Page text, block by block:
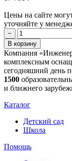
Цены на сайте
уточняйте у
−
В корзину
Компания
комплексным
сегодняшний день
1500
и ближнего
Каталог
Детский сад
Школа
Помощь